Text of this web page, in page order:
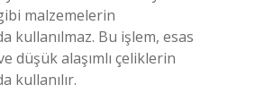
malzemelerin
kullanılmaz. Bu işlem, esas
düşük alaşımlı çeliklerin
kullanılır.